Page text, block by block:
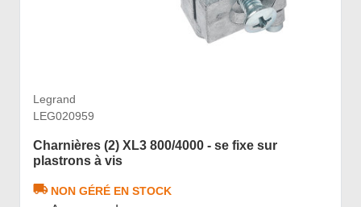
Legrand
LEG020959
Charnières (2) XL3 800/4000 - se fixe sur
plastrons à vis
NON GÉRÉ EN STOCK